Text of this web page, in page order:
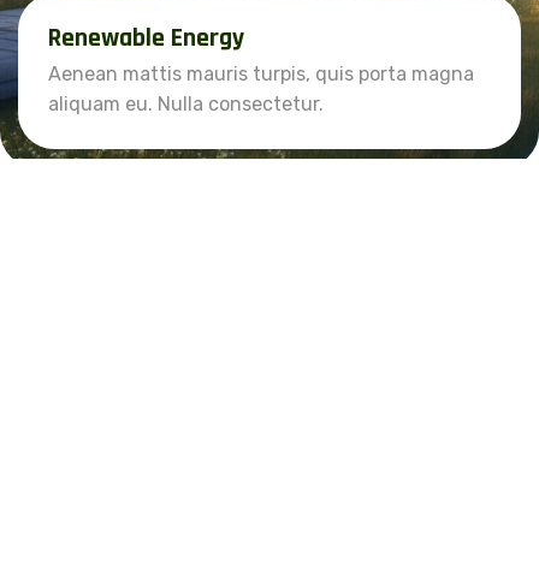
Renewable Energy
Aenean mattis mauris turpis, quis porta magna
aliquam eu. Nulla consectetur.